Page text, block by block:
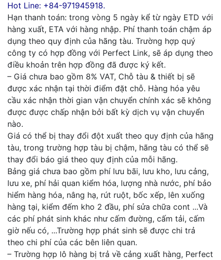
Hot Line: +84-971945918.
Hạn thanh toán: trong vòng 5 ngày kể từ ngày ETD với
hàng xuất, ETA với hàng nhập. Phí thanh toán chậm áp
dụng theo quy định của hãng tàu. Trường hợp quý
công ty có hợp đồng với Perfect Link, sẽ áp dụng theo
điều khoản trên hợp đồng đã được ký kết.
– Giá chưa bao gồm 8% VAT, Chỗ tàu & thiết bị sẽ
được xác nhận tại thời điểm đặt chỗ. Hàng hóa yêu
cầu xác nhận thời gian vận chuyển chính xác sẽ không
được được chấp nhận bởi bất kỳ dịch vụ vận chuyển
nào.
Giá có thể bị thay đổi đột xuất theo quy định của hãng
tàu, trong trường hợp tàu bị chậm, hãng tàu có thể sẽ
thay đổi báo giá theo quy định của mỗi hãng.
Bảng giá chưa bao gồm phí lưu bãi, lưu kho, lưu cảng,
lưu xe, phí hải quan kiểm hóa, lượng nhà nước, phí bảo
hiểm hàng hóa, nâng hạ, rút ruột, bốc xếp, lên xuống
hàng tại, kiểm đếm kho 2 đầu, phí sửa chữa cont ...Và
các phí phát sinh khác như cấm đường, cấm tải, cấm
giờ nếu có, ...Trường hợp phát sinh sẽ được chi trả
theo chi phí của các bên liên quan.
– Trường hợp lô hàng bị trả về cảng xuất hàng, Perfect